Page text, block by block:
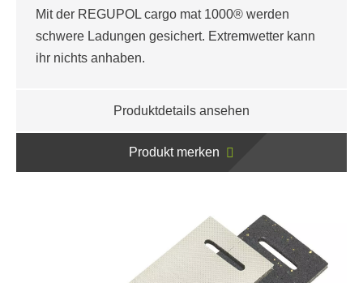
Mit der REGUPOL cargo mat 1000® werden
schwere Ladungen gesichert. Extremwetter kann
ihr nichts anhaben.
Produktdetails ansehen
Produkt merken